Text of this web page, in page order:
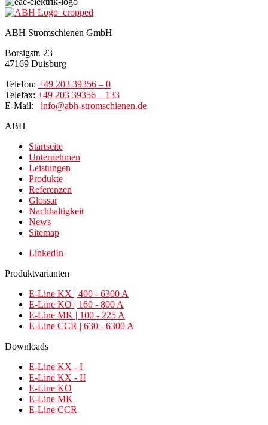
ABH Stromschienen GmbH
Borsigstr. 23
47169 Duisburg
Telefon: +49 203 39356 – 0
Telefax: +49 203 39356 – 133
E-Mail: info@abh-stromschienen.de
ABH
Startseite
Unternehmen
Leistungen
Produkte
Referenzen
Glossar
Nachhaltigkeit
News
Sitemap
LinkedIn
Produktvarianten
E-Line KX | 400 - 6300 A
E-Line KO | 160 - 800 A
E-Line MK | 100 - 225 A
E-Line CCR | 630 - 6300 A
Downloads
E-Line KX - I
E-Line KX - II
E-Line KO
E-Line MK
E-Line CCR